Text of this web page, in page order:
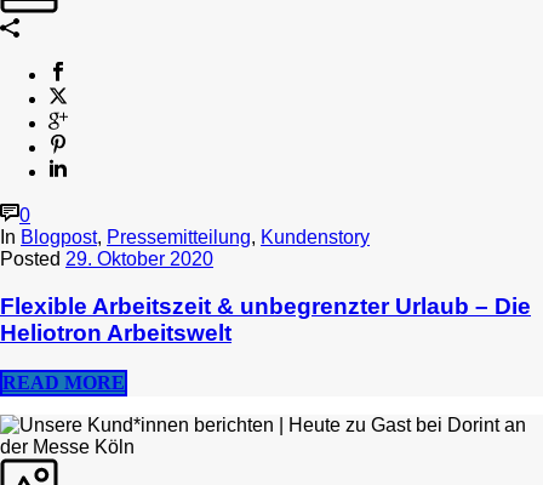
0
In Blogpost, Pressemitteilung, Kundenstory
Posted 29. Oktober 2020
Flexible Arbeitszeit & unbegrenzter Urlaub – Die
Heliotron Arbeitswelt
READ MORE